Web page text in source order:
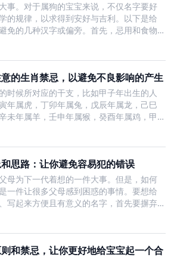
事。对于属狗的宝宝来说，不仅名字要好
的规律，以求得到安好与吉利。以下是给
免的几种汉字或偏旁。首先，忌用和食物
动物，所以名字中不应出现“麦”“米”“禾”
的生肖禁忌，以避免不良影响的产生
时候所对应的干支，比如甲子年出生的人
年属虎，丁卯年属兔，戊辰年属龙，己巳
未年属羊，壬申年属猴，癸酉年属鸡，甲
在给婴儿起名的时候，需要注意生肖禁
思路：让你避免容易犯的错误
母为下一代着想的一件大事。但是，如何
一件让很多父母感到困惑的事情。要想给
写起来方便且有意义的名字，首先要摒弃
看作一门学问，挖掘古老的文化，开发这
和禁忌，让你更好地给宝宝起一个合